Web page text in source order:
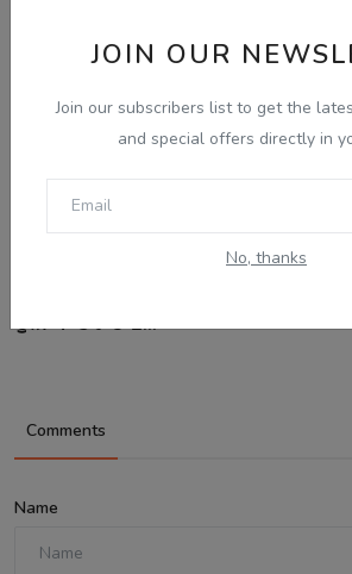
JOIN OUR
Join our subscribers list to get the
and special offers directly in
No, thanks
ਦੁਨੀਆ ਭਰ ਦੇ 1...
Comments
Name